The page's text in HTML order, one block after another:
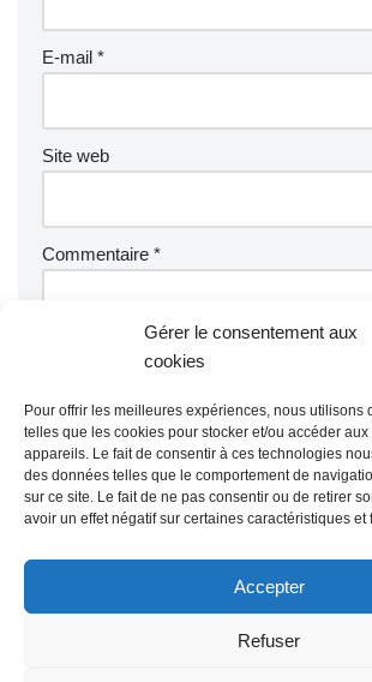
Gérer le consentement aux
cookies
Pour offrir les meilleures expériences, nous utilisons
telles que les cookies pour stocker et/ou accéder
appareils. Le fait de consentir à ces technologies
des données telles que le comportement de
sur ce site. Le fait de ne pas consentir ou de retirer
avoir un effet négatif sur certaines caractéristiques et
Accepter
Refuser
E-mail *
Site web
Commentaire *